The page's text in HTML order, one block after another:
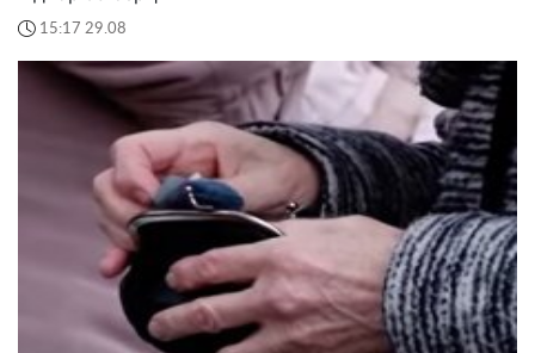
Доплати розміром із подвійні пенсії: які
пенсіонери отримають виплати у тисячі гривень